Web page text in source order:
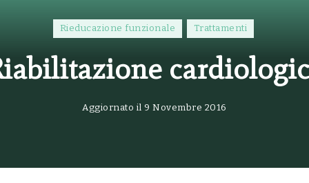
Rieducazione funzionale Trattamenti
Aggiornato il9 Novembre 2016